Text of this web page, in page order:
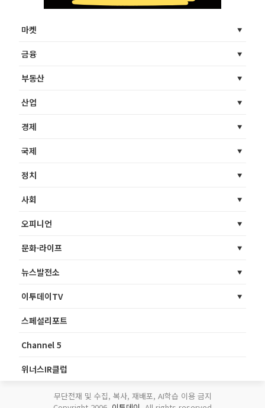
마켓
금융
부동산
산업
경제
국제
정치
사회
오피니언
문화·라이프
뉴스발전소
이투데이TV
스페셜리포트
Channel 5
위너스IR클럽
무단전재 및 수집, 복사, 재배포, AI학습 이용 금지